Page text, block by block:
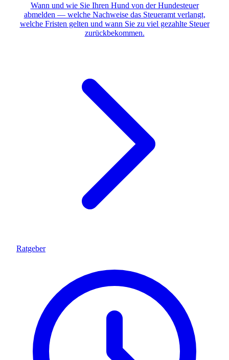
Wann und wie Sie Ihren Hund von der Hundesteuer
abmelden — welche Nachweise das Steueramt verlangt,
welche Fristen gelten und wann Sie zu viel gezahlte Steuer
zurückbekommen.
Ratgeber